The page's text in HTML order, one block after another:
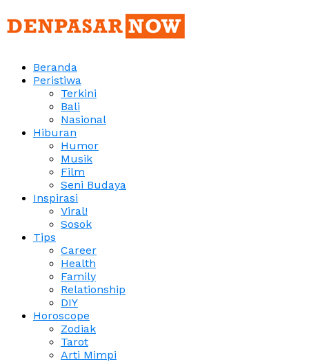
Beranda
Peristiwa
Terkini
Bali
Nasional
Hiburan
Humor
Musik
Film
Seni Budaya
Inspirasi
Viral!
Sosok
Tips
Career
Health
Family
Relationship
DIY
Horoscope
Zodiak
Tarot
Arti Mimpi